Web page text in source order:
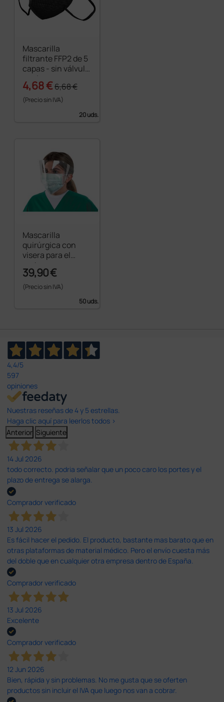
Mascarilla
filtrante FFP2 de 5
capas - sin válvula
- color negro
4,68 €6,68 €
(Precio sin IVA)
20 uds.
Mascarilla
quirúrgica con
visera para el
rostro - con
elásticos
39,90 €
(Precio sin IVA)
50 uds.
4,4/5
597
opiniones
Nuestras reseñas de 4 y 5 estrellas.
Haga clic aquí para leerlos todos >
Anterior Siguiente
14 Jul 2026
todo correcto. podria señalar que un poco caro los portes y el
plazo de entrega se alarga.
Comprador verificado
13 Jul 2026
Es fácil hacer el pedido. El producto, bastante mas barato que en
otras plataformas de material médico. Pero el envío cuesta más
del doble que en cualquier otra empresa dentro de España.
Comprador verificado
13 Jul 2026
Excelente
Comprador verificado
12 Jun 2026
Bien, rápida y sin problemas. No me gusta que se oferten
productos sin incluir el IVA que luego nos van a cobrar.